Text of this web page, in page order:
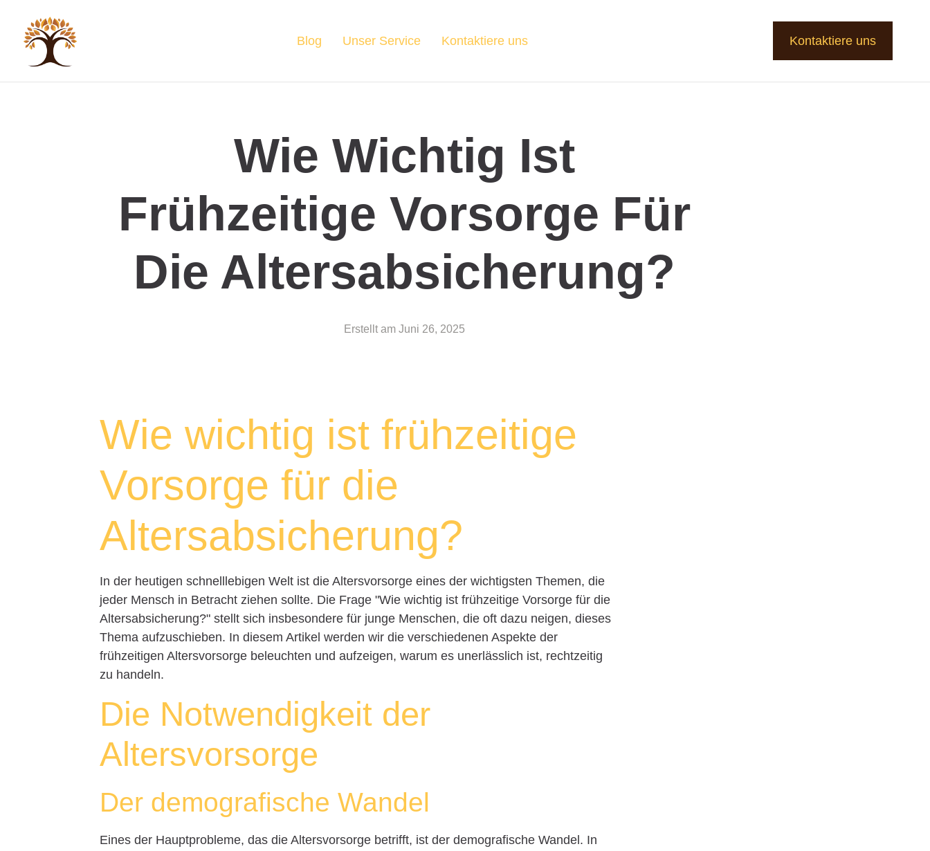
Blog Unser Service Kontaktiere uns Kontaktiere uns
Wie Wichtig Ist
Frühzeitige Vorsorge Für
Die Altersabsicherung?
Erstellt am Juni 26, 2025
Wie wichtig ist frühzeitige
Vorsorge für die
Altersabsicherung?
In der heutigen schnelllebigen Welt ist die Altersvorsorge eines der wichtigsten Themen, die
jeder Mensch in Betracht ziehen sollte. Die Frage "Wie wichtig ist frühzeitige Vorsorge für die
Altersabsicherung?" stellt sich insbesondere für junge Menschen, die oft dazu neigen, dieses
Thema aufzuschieben. In diesem Artikel werden wir die verschiedenen Aspekte der
frühzeitigen Altersvorsorge beleuchten und aufzeigen, warum es unerlässlich ist, rechtzeitig
zu handeln.
Die Notwendigkeit der
Altersvorsorge
Der demografische Wandel
Eines der Hauptprobleme, das die Altersvorsorge betrifft, ist der demografische Wandel. In